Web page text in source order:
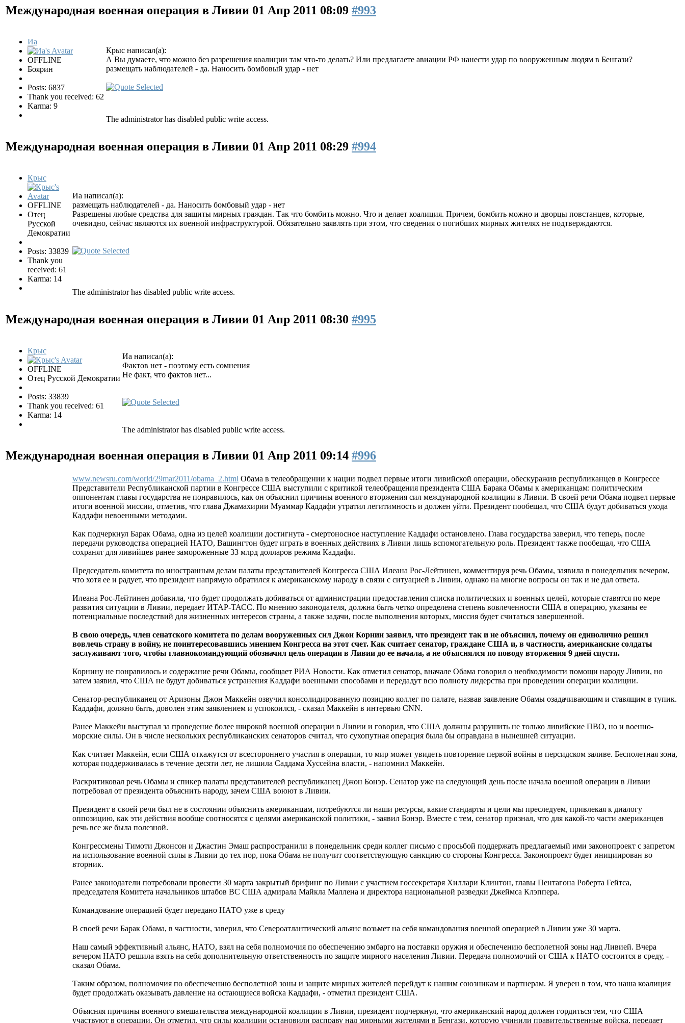
Международная военная операция в Ливии 01 Апр 2011 08:09 #993
Иа
OFFLINE
Боярин
Posts: 6837
Thank you received: 62
Karma: 9
Крыс написал(а):
А Вы думаете, что можно без разрешения коалиции там что-то делать? Или предлагаете авиации РФ нанести удар по вооруженным людям в Бенгази?
размещать наблюдателей - да. Наносить бомбовый удар - нет
The administrator has disabled public write access.
Международная военная операция в Ливии 01 Апр 2011 08:29 #994
Крыс
OFFLINE
Отец
Русской
Демократии
Posts: 33839
Thank you
received: 61
Karma: 14
Иа написал(а):
размещать наблюдателей - да. Наносить бомбовый удар - нет
Разрешены любые средства для защиты мирных граждан. Так что бомбить можно. Что и делает коалиция. Причем, бомбить можно и дворцы повстанцев, которые,
очевидно, сейчас являются их военной инфраструктурой. Обязательно заявлять при этом, что сведения о погибших мирных жителях не подтверждаются.
The administrator has disabled public write access.
Международная военная операция в Ливии 01 Апр 2011 08:30 #995
Крыс
OFFLINE
Отец Русской Демократии
Posts: 33839
Thank you received: 61
Karma: 14
Иа написал(а):
Фактов нет - поэтому есть сомнения
Не факт, что фактов нет...
The administrator has disabled public write access.
Международная военная операция в Ливии 01 Апр 2011 09:14 #996
www.newsru.com/world/29mar2011/obama_2.html Обама в телеобращении к нации подвел первые итоги ливийской операции, обескуражив республиканцев в Конгрессе
Представители Республиканской партии в Конгрессе США выступили с критикой телеобращения президента США Барака Обамы к американцам: политическим
оппонентам главы государства не понравилось, как он объяснил причины военного вторжения сил международной коалиции в Ливии. В своей речи Обама подвел первые
итоги военной миссии, отметив, что глава Джамахирии Муаммар Каддафи утратил легитимность и должен уйти. Президент пообещал, что США будут добиваться ухода
Каддафи невоенными методами.
Как подчеркнул Барак Обама, одна из целей коалиции достигнута - смертоносное наступление Каддафи остановлено. Глава государства заверил, что теперь, после
передачи руководства операцией НАТО, Вашингтон будет играть в военных действиях в Ливии лишь вспомогательную роль. Президент также пообещал, что США
сохранят для ливийцев ранее замороженные 33 млрд долларов режима Каддафи.
Председатель комитета по иностранным делам палаты представителей Конгресса США Илеана Рос-Лейтинен, комментируя речь Обамы, заявила в понедельник вечером,
что хотя ее и радует, что президент напрямую обратился к американскому народу в связи с ситуацией в Ливии, однако на многие вопросы он так и не дал ответа.
Илеана Рос-Лейтинен добавила, что будет продолжать добиваться от администрации предоставления списка политических и военных целей, которые ставятся по мере
развития ситуации в Ливии, передает ИТАР-ТАСС. По мнению законодателя, должна быть четко определена степень вовлеченности США в операцию, указаны ее
потенциальные последствий для жизненных интересов страны, а также задачи, после выполнения которых, миссия будет считаться завершенной.
В свою очередь, член сенатского комитета по делам вооруженных сил Джон Корнин заявил, что президент так и не объяснил, почему он единолично решил
вовлечь страну в войну, не поинтересовавшись мнением Конгресса на этот счет. Как считает сенатор, граждане США и, в частности, американские солдаты
заслуживают того, чтобы главнокомандующий обозначил цель операции в Ливии до ее начала, а не объяснялся по поводу вторжения 9 дней спустя.
Корнину не понравилось и содержание речи Обамы, сообщает РИА Новости. Как отметил сенатор, вначале Обама говорил о необходимости помощи народу Ливии, но
затем заявил, что США не будут добиваться устранения Каддафи военными способами и передадут всю полноту лидерства при проведении операции коалиции.
Сенатор-республиканец от Аризоны Джон Маккейн озвучил консолидированную позицию коллег по палате, назвав заявление Обамы озадачивающим и ставящим в тупик.
Каддафи, должно быть, доволен этим заявлением и успокоился, - сказал Маккейн в интервью CNN.
Ранее Маккейн выступал за проведение более широкой военной операции в Ливии и говорил, что США должны разрушить не только ливийские ПВО, но и военно-
морские силы. Он в числе нескольких республиканских сенаторов считал, что сухопутная операция была бы оправдана в нынешней ситуации.
Как считает Маккейн, если США откажутся от всестороннего участия в операции, то мир может увидеть повторение первой войны в персидском заливе. Бесполетная зона,
которая поддерживалась в течение десяти лет, не лишила Саддама Хуссейна власти, - напомнил Маккейн.
Раскритиковал речь Обамы и спикер палаты представителей республиканец Джон Бонэр. Сенатор уже на следующий день после начала военной операции в Ливии
потребовал от президента объяснить народу, зачем США воюют в Ливии.
Президент в своей речи был не в состоянии объяснить американцам, потребуются ли наши ресурсы, какие стандарты и цели мы преследуем, привлекая к диалогу
оппозицию, как эти действия вообще соотносятся с целями американской политики, - заявил Бонэр. Вместе с тем, сенатор признал, что для какой-то части американцев
речь все же была полезной.
Конгрессмены Тимоти Джонсон и Джастин Эмаш распространили в понедельник среди коллег письмо с просьбой поддержать предлагаемый ими законопроект с запретом
на использование военной силы в Ливии до тех пор, пока Обама не получит соответствующую санкцию со стороны Конгресса. Законопроект будет инициирован во
вторник.
Ранее законодатели потребовали провести 30 марта закрытый брифинг по Ливии с участием госсекретаря Хиллари Клинтон, главы Пентагона Роберта Гейтса,
председателя Комитета начальников штабов ВС США адмирала Майкла Маллена и директора национальной разведки Джеймса Клэппера.
Командование операцией будет передано НАТО уже в среду
В своей речи Барак Обама, в частности, заверил, что Североатлантический альянс возьмет на себя командования военной операцией в Ливии уже 30 марта.
Наш самый эффективный альянс, НАТО, взял на себя полномочия по обеспечению эмбарго на поставки оружия и обеспечению бесполетной зоны над Ливией. Вчера
вечером НАТО решила взять на себя дополнительную ответственность по защите мирного населения Ливии. Передача полномочий от США к НАТО состоится в среду, -
сказал Обама.
Таким образом, полномочия по обеспечению бесполетной зоны и защите мирных жителей перейдут к нашим союзникам и партнерам. Я уверен в том, что наша коалиция
будет продолжать оказывать давление на остающиеся войска Каддафи, - отметил президент США.
Объясняя причины военного вмешательства международной коалиции в Ливии, президент подчеркнул, что американский народ должен гордиться тем, что США
участвуют в операции. Он отметил, что силы коалиции остановили расправу над мирными жителями в Бенгази, которую учинили правительственные войска, передает